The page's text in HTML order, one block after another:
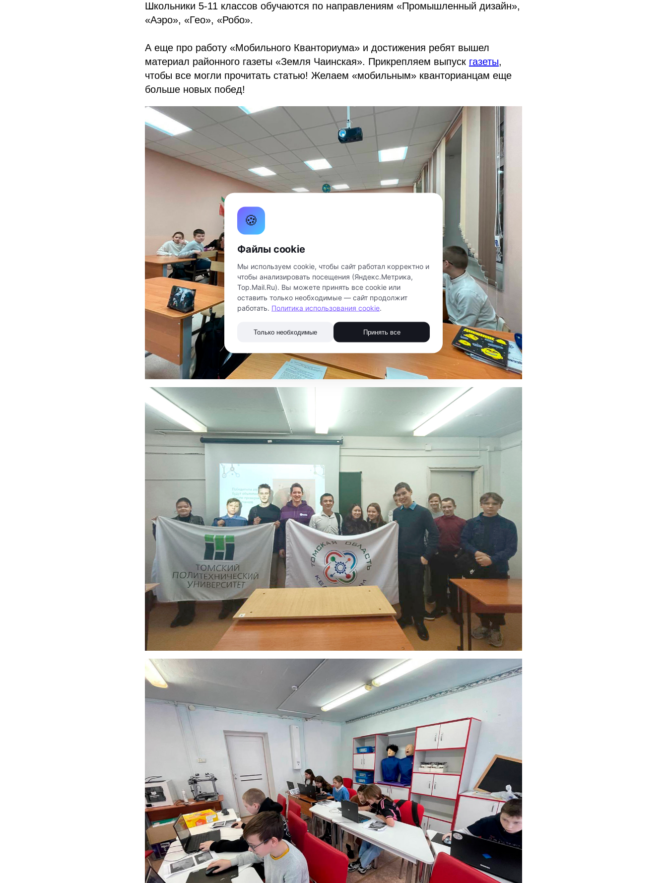
Школьники 5-11 классов обучаются по направлениям «Промышленный дизайн»,
«Аэро», «Гео», «Робо».
А еще про работу «Мобильного Кванториума» и достижения ребят вышел
материал районного газеты «Земля Чаинская». Прикрепляем выпуск газеты,
чтобы все могли прочитать статью! Желаем «мобильным» кванторианцам еще
больше новых побед!
🍪
Файлы cookie
Мы используем cookie, чтобы сайт работал корректно и
чтобы анализировать посещения (Яндекс.Метрика,
Top.Mail.Ru). Вы можете принять все cookie или
оставить только необходимые — сайт продолжит
работать. Политика использования cookie
Только необходимые Принять все